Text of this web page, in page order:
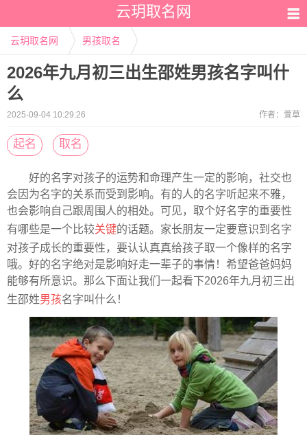
云玥取名网
云玥取名网 男孩取名
2026年九月初三出生邵姓男孩名字叫什
么
2025-09-04 10:29:26 作者： 萱草
起名 取名
好的名字对孩子的运势和命理产生一定的影响，社交也
会因为名字的关系而受到影响。有的人的名字听起来不雅，
也会影响自己跟周围人的相处。可见，取个好名字的重要性
有哪些是一个比较关键的话题。家长朋友一定要意识到名字
对孩子成长的重要性，要认认真真给孩子取一个像样的名字
哦。好的名字绝对是影响好走一辈子的事情！希望爸爸妈妈
能够有所意识。那么下面让我们一起看下2026年九月初三出
生邵姓男孩名字叫什么！